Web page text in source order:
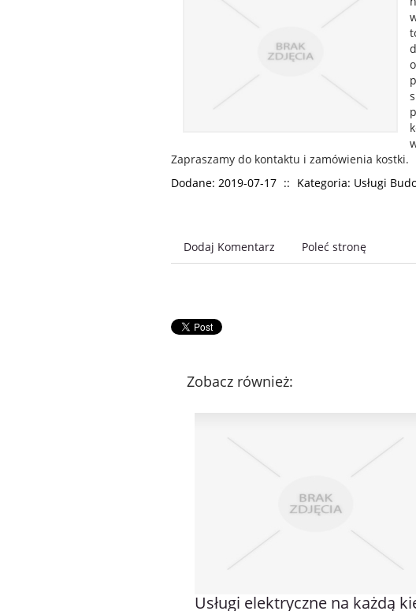
Zapraszamy do kontaktu i zamówienia kostki.
Dodane: 2019-07-17 :: Kategoria: Usługi
Dodaj Komentarz Poleć stronę
Zobacz również:
Usługi elektryczne na każdą